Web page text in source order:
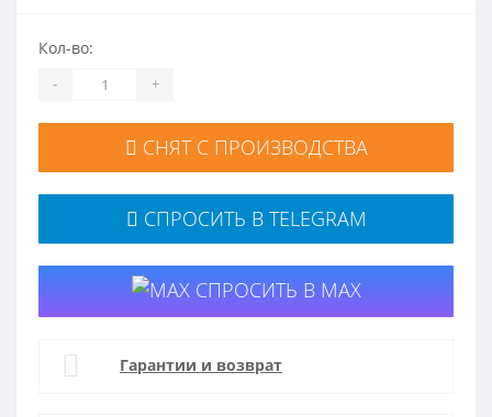
Кол-во:
- +
СНЯТ С ПРОИЗВОДСТВА
СПРОСИТЬ В TELEGRAM
СПРОСИТЬ В MAX
Гарантии и возврат